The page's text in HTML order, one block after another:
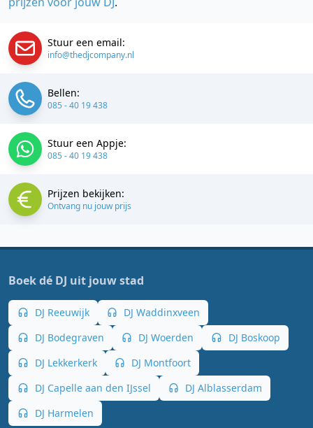
Stuur een email:
info@thedjcompany.nl
Bellen:
085 - 40 19 438
Stuur een Appje:
085 - 40 19 438
Prijzen bekijken:
Ontvang nu jouw prijs
Boek dé DJ uit jouw stad
DJ Reeuwijk
DJ Waddinxveen
DJ Bodegraven
DJ Woerden
DJ Boskoop
DJ Lekkerkerk
DJ Montfoort
DJ Capelle aan den IJssel
DJ Alblasserdam
DJ Harmelen